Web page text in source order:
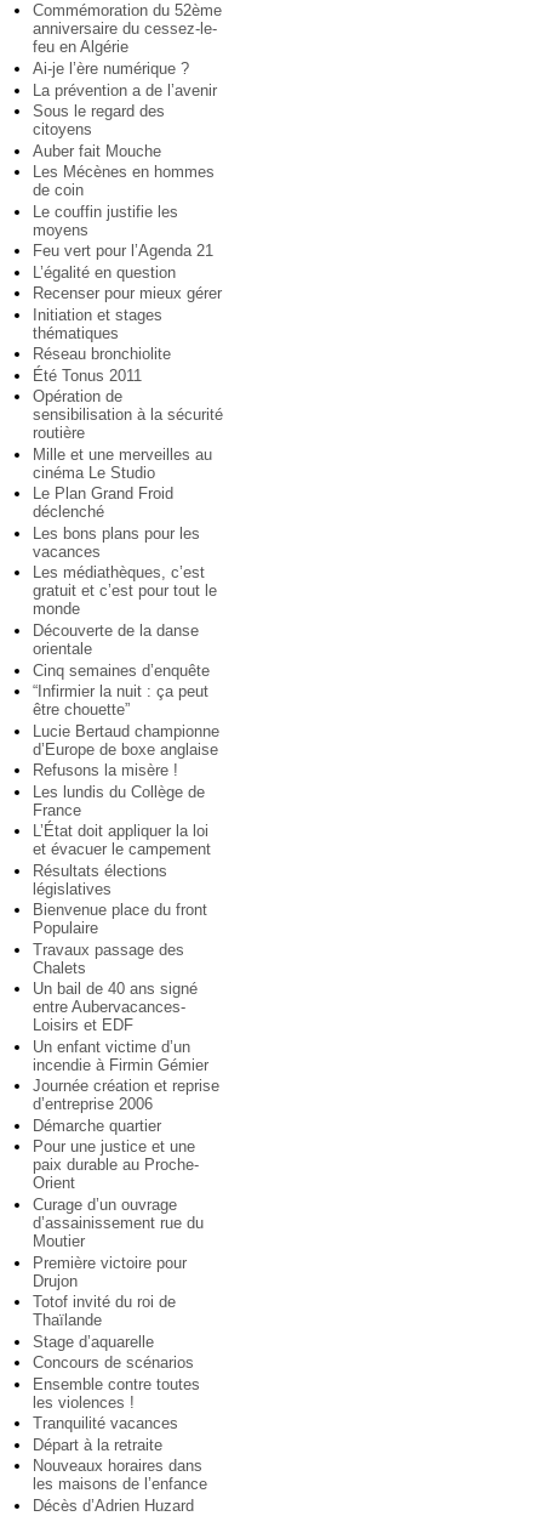
Commémoration du 52ème
anniversaire du cessez-le-
feu en Algérie
Ai-je l’ère numérique ?
La prévention a de l’avenir
Sous le regard des
citoyens
Auber fait Mouche
Les Mécènes en hommes
de coin
Le couffin justifie les
moyens
Feu vert pour l’Agenda 21
L’égalité en question
Recenser pour mieux gérer
Initiation et stages
thématiques
Réseau bronchiolite
Été Tonus 2011
Opération de
sensibilisation à la sécurité
routière
Mille et une merveilles au
cinéma Le Studio
Le Plan Grand Froid
déclenché
Les bons plans pour les
vacances
Les médiathèques, c’est
gratuit et c’est pour tout le
monde
Découverte de la danse
orientale
Cinq semaines d’enquête
“Infirmier la nuit : ça peut
être chouette”
Lucie Bertaud championne
d’Europe de boxe anglaise
Refusons la misère !
Les lundis du Collège de
France
L’État doit appliquer la loi
et évacuer le campement
Résultats élections
législatives
Bienvenue place du front
Populaire
Travaux passage des
Chalets
Un bail de 40 ans signé
entre Aubervacances-
Loisirs et EDF
Un enfant victime d’un
incendie à Firmin Gémier
Journée création et reprise
d’entreprise 2006
Démarche quartier
Pour une justice et une
paix durable au Proche-
Orient
Curage d’un ouvrage
d’assainissement rue du
Moutier
Première victoire pour
Drujon
Totof invité du roi de
Thaïlande
Stage d’aquarelle
Concours de scénarios
Ensemble contre toutes
les violences !
Tranquilité vacances
Départ à la retraite
Nouveaux horaires dans
les maisons de l’enfance
Décès d’Adrien Huzard